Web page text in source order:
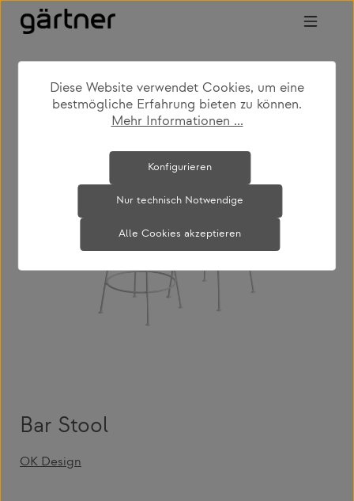
Zum Hauptinhalt springen
shop produkte
wohnen
barhocker & -stühle
Bildergalerie überspringen
Bar Stool
OK Design
Diese Website verwendet Cookies, um eine
bestmögliche Erfahrung bieten zu können.
Mehr Informationen ...
Nur technisch Notwendige
Konfigurieren
Alle Cookies akzeptieren